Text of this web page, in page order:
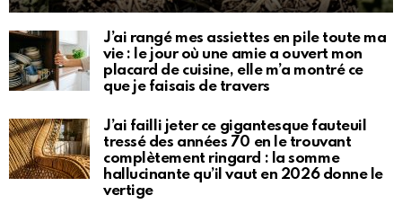
J’ai rangé mes assiettes en pile toute ma
vie : le jour où une amie a ouvert mon
placard de cuisine, elle m’a montré ce
que je faisais de travers
J’ai failli jeter ce gigantesque fauteuil
tressé des années 70 en le trouvant
complètement ringard : la somme
hallucinante qu’il vaut en 2026 donne le
vertige